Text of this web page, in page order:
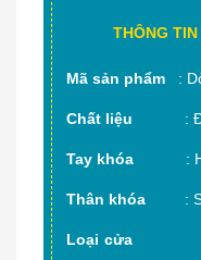
THÔNG
Mã sản phẩm :
Chất liệu :
Tay khóa : Hoa
Thân khóa : Sản
Loại cửa : Lắp